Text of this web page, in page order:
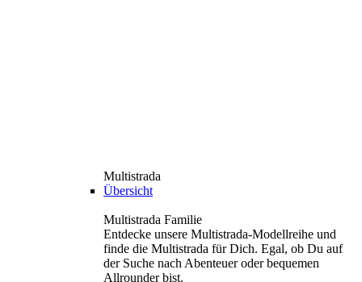
Multistrada
Übersicht
Multistrada Familie
Entdecke unsere Multistrada-Modellreihe und
finde die Multistrada für Dich. Egal, ob Du auf
der Suche nach Abenteuer oder bequemen
Allrounder bist.